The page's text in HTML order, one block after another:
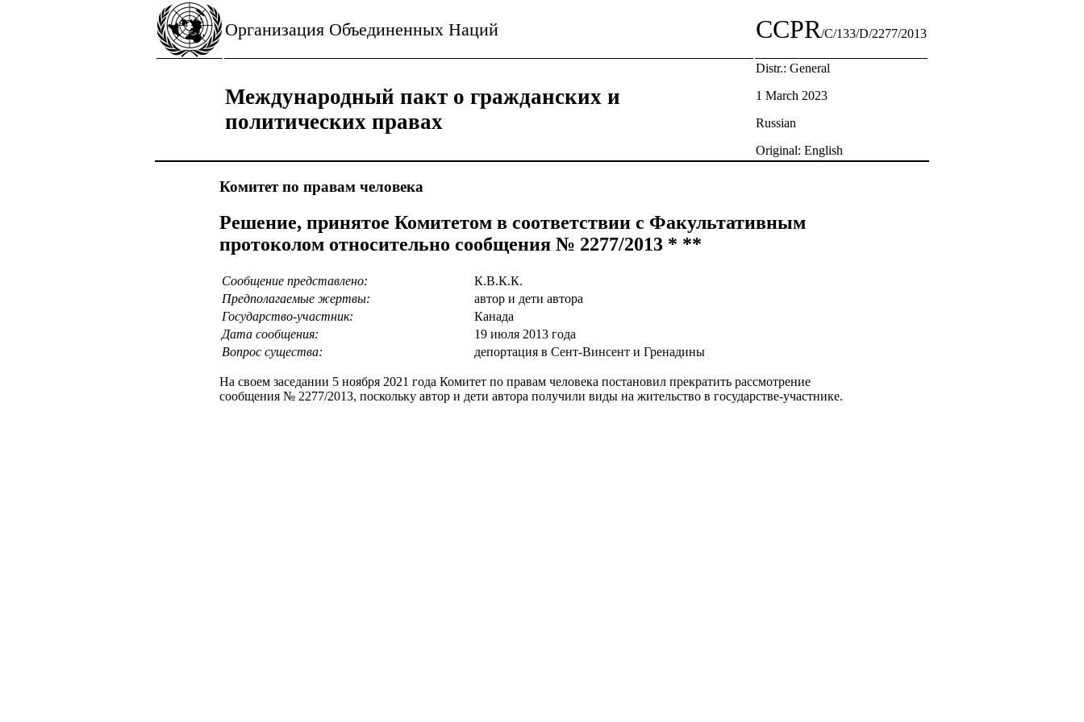
Организация Объединенных Наций CCPR/C/133/D/2277/2013
Международный пакт о гражданских и
политических правах
Distr.: General
1 March 2023
Russian
Original: English
Комитет по правам человека
Решение, принятое Комитетом в соответствии с Факультативным
протоколом относительно сообщения № 2277/2013 * **
Сообщение представлено:
К.В.К.К.
Предполагаемые жертвы:
автор и дети автора
Государство-участник:
Канада
Дата сообщения:
19 июля 2013 года
Вопрос существа:
депортация в Сент-Винсент и Гренадины
На своем заседании 5 ноября 2021 года Комитет по правам человека постановил прекратить рассмотрение
сообщения № 2277/2013, поскольку автор и дети автора получили виды на жительство в государстве-участнике.